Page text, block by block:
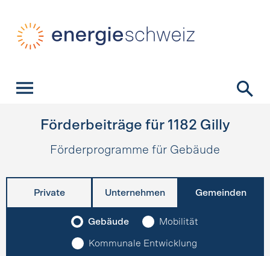
Förderbeiträge für 1182 Gilly
Förderprogramme für Gebäude
Private Unternehmen Gemeinden
Gebäude Mobilität
Kommunale Entwicklung